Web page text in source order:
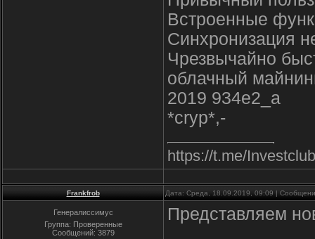
Встроенные
Синхронизация
Чрезвычайно
облачный
2019 934e2_a
*cryp*,-
https://t.me/
Frankfrob Дата: Среда, 18.09.2019, 09:09 |
Генералиссимус
Группа: Проверенные
Сообщений: 3879
Представляем